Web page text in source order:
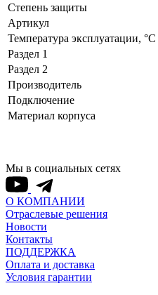
Степень защиты
Артикул
Температура эксплуатации, °С
Раздел 1
Раздел 2
Производитель
Подключение
Материал корпуса
Мы в социальных сетях
О КОМПАНИИ
Отраслевые решения
Новости
Контакты
ПОДДЕРЖКА
Оплата и доставка
Условия гарантии